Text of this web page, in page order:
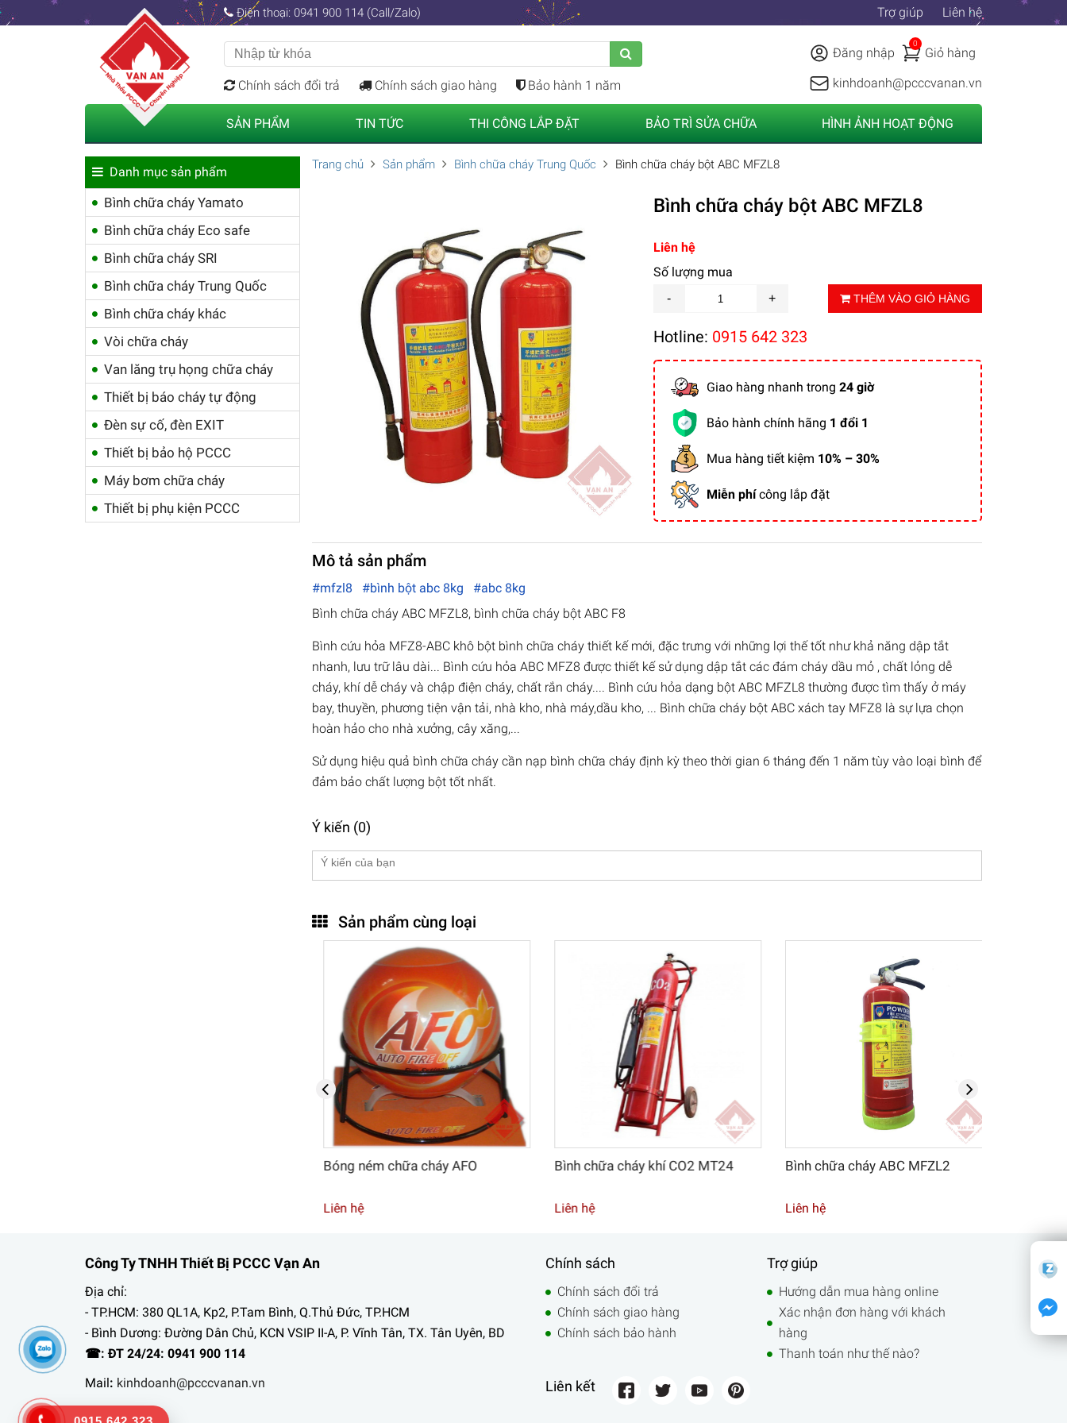
Điện thoại: 0941 900 114 (Call/Zalo) Trợ giúp Liên hệ
Chính sách đổi trả Chính sách giao hàng Bảo hành 1 năm
Đăng nhập
0
Giỏ hàng
kinhdoanh@pcccvanan.vn
SẢN PHẨM TIN TỨC THI CÔNG LẮP ĐẶT BẢO TRÌ SỬA CHỮA HÌNH ẢNH HOẠT ĐỘNG
Danh mục sản phẩm
Bình chữa cháy Yamato
Bình chữa cháy Eco safe
Bình chữa cháy SRI
Bình chữa cháy Trung Quốc
Bình chữa cháy khác
Vòi chữa cháy
Van lăng trụ họng chữa cháy
Thiết bị báo cháy tự động
Đèn sự cố, đèn EXIT
Thiết bị bảo hộ PCCC
Máy bơm chữa cháy
Thiết bị phụ kiện PCCC
Trang chủ Sản phẩm Bình chữa cháy Trung Quốc Bình chữa cháy bột ABC MFZL8
Bình chữa cháy bột ABC MFZL8
Liên hệ
Số lượng mua
THÊM VÀO GIỎ HÀNG
Hotline: 0915 642 323
Giao hàng nhanh trong 24 giờ
Bảo hành chính hãng 1 đổi 1
Mua hàng tiết kiệm 10% – 30%
Miễn phícông lắp đặt
Mô tả sản phẩm
#mfzl8 #bình bột abc 8kg
#abc 8kg
Bình chữa cháy ABC MFZL8, bình chữa cháy bột ABC F8
Bình cứu hỏa MFZ8-ABC khô bột bình chữa cháy thiết kế mới, đặc trưng với những lợi thế tốt như khả năng dập tắt
nhanh, lưu trữ lâu dài... Bình cứu hỏa ABC MFZ8 được thiết kế sử dụng dập tắt các đám cháy dầu mỏ , chất lỏng dễ
cháy, khí dễ cháy và chập điện cháy, chất rắn cháy.... Bình cứu hỏa dạng bột ABC MFZL8 thường được tìm thấy ở máy
bay, thuyền, phương tiện vận tải, nhà kho, nhà máy,dầu kho, ... Bình chữa cháy bột ABC xách tay MFZ8 là sự lựa chọn
hoàn hảo cho nhà xưởng, cây xăng,...
Sử dụng hiệu quả bình chữa cháy cần nạp bình chữa cháy định kỳ theo thời gian 6 tháng đến 1 năm tùy vào loại bình để
đảm bảo chất lượng bột tốt nhất.
Ý kiến (0)
Sản phẩm cùng loại
Bóng ném chữa cháy AFO
Liên hệ
Bình chữa cháy khí CO2 MT24
Liên hệ
Bình chữa cháy ABC MFZL2
Liên hệ
Công Ty TNHH Thiết Bị PCCC Vạn An
Địa chỉ:
- TP.HCM: 380 QL1A, Kp2, P.Tam Bình, Q.Thủ Đức, TP.HCM
- Bình Dương: Đường Dân Chủ, KCN VSIP II-A, P. Vĩnh Tân, TX. Tân Uyên, BD
☎: ĐT 24/24: 0941 900 114
Mail : kinhdoanh@pcccvanan.vn
Chính sách
Chính sách đổi trả
Chính sách giao hàng
Chính sách bảo hành
Trợ giúp
Hướng dẫn mua hàng online
Xác nhận đơn hàng với khách
hàng
Thanh toán như thế nào?
Liên kết